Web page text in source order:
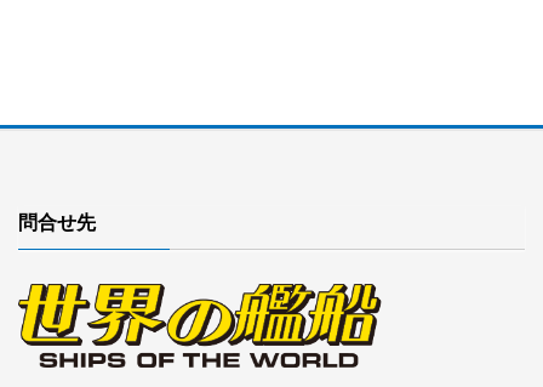
問合せ先